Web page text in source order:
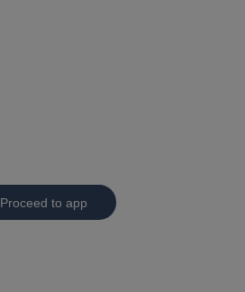
Proceed to app